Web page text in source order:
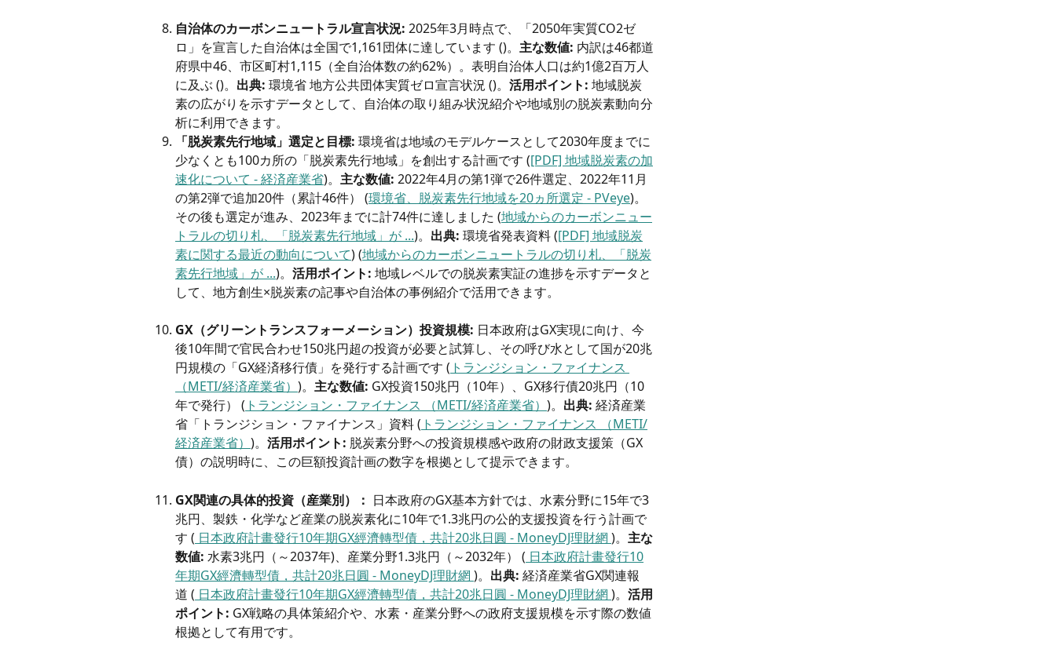
自治体のカーボンニュートラル宣言状況: 2025年3月時点で、「2050年実質CO2ゼ
ロ」を宣言した自治体は全国で1,161団体に達しています ()。 主な数値: 内訳は46都道
府県中46、市区町村1,115（全自治体数の約62%）。表明自治体人口は約1億2百万人
に及ぶ ()。 出典: 環境省 地方公共団体実質ゼロ宣言状況 ()。 活用ポイント: 地域脱炭
素の広がりを示すデータとして、自治体の取り組み状況紹介や地域別の脱炭素動向分
析に利用できます。
「脱炭素先行地域」選定と目標: 環境省は地域のモデルケースとして2030年度までに
少なくとも100カ所の「脱炭素先行地域」を創出する計画です ([PDF] 地域脱炭素の加
速化について - 経済産業省)。 主な数値: 2022年4月の第1弾で26件選定、2022年11月
の第2弾で追加20件（累計46件） (環境省、脱炭素先行地域を20ヵ所選定 - PVeye)。
その後も選定が進み、2023年までに計74件に達しました (地域からのカーボンニュー
トラルの切り札、「脱炭素先行地域」が ...)。 出典: 環境省発表資料 ([PDF] 地域脱炭
素に関する最近の動向について) (地域からのカーボンニュートラルの切り札、「脱炭
素先行地域」が ...)。 活用ポイント: 地域レベルでの脱炭素実証の進捗を示すデータと
して、地方創生×脱炭素の記事や自治体の事例紹介で活用できます。
GX（グリーントランスフォーメーション）投資規模: 日本政府はGX実現に向け、今
後10年間で官民合わせ150兆円超の投資が必要と試算し、その呼び水として国が20兆
円規模の「GX経済移行債」を発行する計画です ( トランジション・ファイナンス
（METI/経済産業省） )。 主な数値: GX投資150兆円（10年）、GX移行債20兆円（10
年で発行） ( トランジション・ファイナンス （METI/経済産業省） )。 出典: 経済産業
省「トランジション・ファイナンス」資料 ( トランジション・ファイナンス （METI/
経済産業省） )。 活用ポイント: 脱炭素分野への投資規模感や政府の財政支援策（GX
債）の説明時に、この巨額投資計画の数字を根拠として提示できます。
GX関連の具体的投資（産業別）： 日本政府のGX基本方針では、水素分野に15年で3
兆円、製鉄・化学など産業の脱炭素化に10年で1.3兆円の公的支援投資を行う計画で
す ( 日本政府計畫發行10年期GX經濟轉型債，共計20兆日圓 - MoneyDJ理財網 )。 主な
数値: 水素3兆円（～2037年)、産業分野1.3兆円（～2032年） ( 日本政府計畫發行10
年期GX經濟轉型債，共計20兆日圓 - MoneyDJ理財網 )。 出典: 経済産業省GX関連報
道 ( 日本政府計畫發行10年期GX經濟轉型債，共計20兆日圓 - MoneyDJ理財網 )。 活用
ポイント: GX戦略の具体策紹介や、水素・産業分野への政府支援規模を示す際の数値
根拠として有用です。